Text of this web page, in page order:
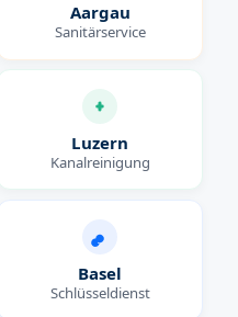
Aargau
Sanitärservice
Luzern
Kanalreinigung
Basel
Schlüsseldienst